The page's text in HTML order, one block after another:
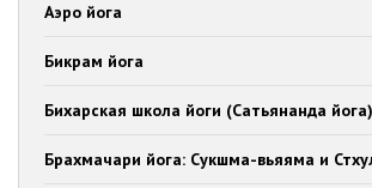
Аэро йога
Бикрам йога
Бихарская школа йоги (Сатьянанда йога)
Брахмачари йога: Сукшма-вьяяма и